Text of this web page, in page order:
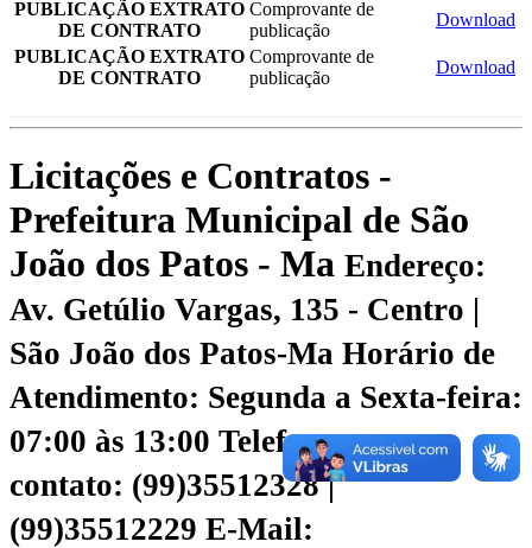
PUBLICAÇÃO EXTRATO
DE CONTRATO
Comprovante de
publicação
Download
PUBLICAÇÃO EXTRATO
DE CONTRATO
Comprovante de
publicação
Download
Licitações e Contratos -
Prefeitura Municipal de São
João dos Patos - Ma Endereço:
Av. Getúlio Vargas, 135 - Centro |
São João dos Patos-Ma Horário de
Atendimento: Segunda a Sexta-feira:
07:00 às 13:00 Telefone para
contato: (99)35512328 |
(99)35512229 E-Mail: